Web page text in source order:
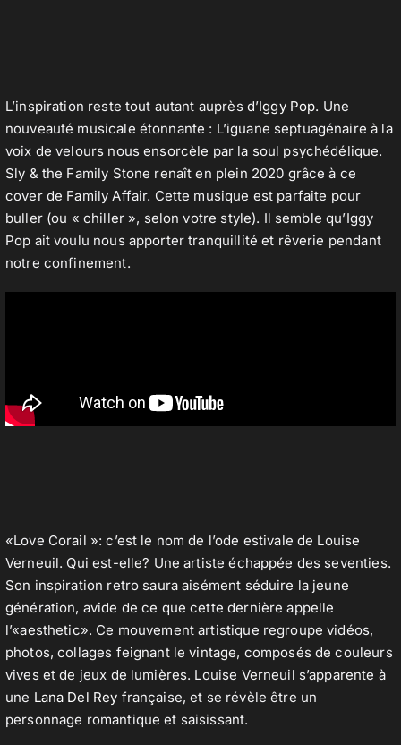
L’inspiration reste tout autant auprès d’Iggy Pop. Une
nouveauté musicale étonnante : L’iguane septuagénaire à la
voix de velours nous ensorcèle par la soul psychédélique.
Sly & the Family Stone renaît en plein 2020 grâce à ce
cover de Family Affair. Cette musique est parfaite pour
buller (ou « chiller », selon votre style). Il semble qu’Iggy
Pop ait voulu nous apporter tranquillité et rêverie pendant
notre confinement.
«Love Corail »: c’est le nom de l’ode estivale de Louise
Verneuil. Qui est-elle? Une artiste échappée des seventies.
Son inspiration retro saura aisément séduire la jeune
génération, avide de ce que cette dernière appelle
l’«aesthetic». Ce mouvement artistique regroupe vidéos,
photos, collages feignant le vintage, composés de couleurs
vives et de jeux de lumières. Louise Verneuil s’apparente à
une Lana Del Rey française, et se révèle être un
personnage romantique et saisissant.